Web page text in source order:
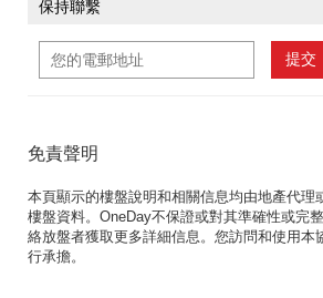
保持聯繫
提交
免責聲明
本頁顯示的樓盤說明和相關信息均由地產代理
樓盤資料。OneDay不保證或對其準確性或完
絡放盤者獲取更多詳細信息。您訪問和使用本
行承擔。